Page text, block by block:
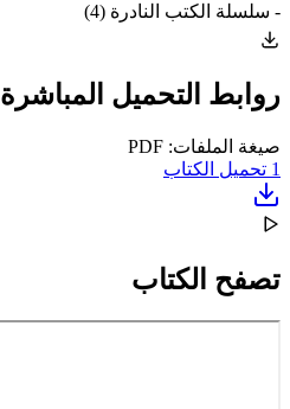
- سلسلة الكتب النادرة (4)
روابط التحميل المباشرة
صيغة الملفات: PDF
1 تحميل الكتاب
تصفح الكتاب